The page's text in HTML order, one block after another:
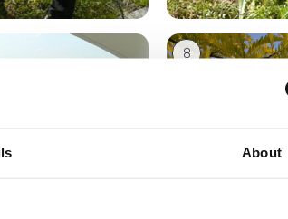
About
8